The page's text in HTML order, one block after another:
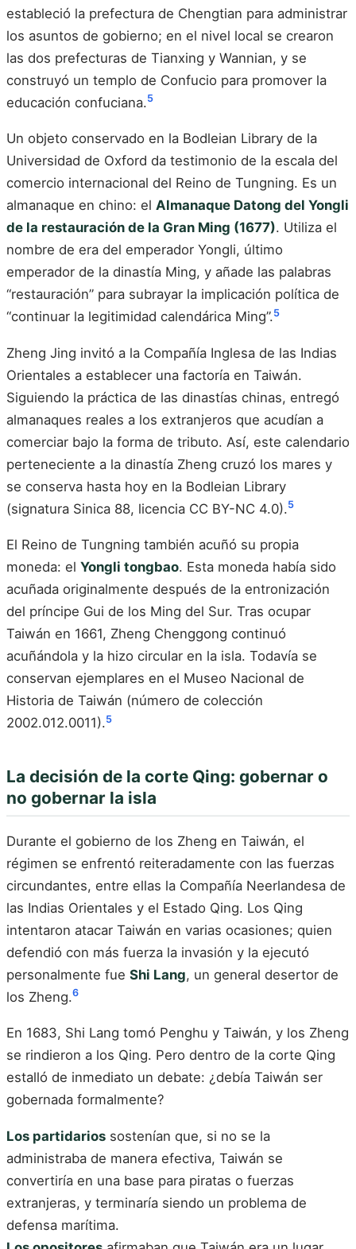
estableció la prefectura de Chengtian para administrar
los asuntos de gobierno; en el nivel local se crearon
las dos prefecturas de Tianxing y Wannian, y se
construyó un templo de Confucio para promover la
educación confuciana.5
Un objeto conservado en la Bodleian Library de la
Universidad de Oxford da testimonio de la escala del
comercio internacional del Reino de Tungning. Es un
almanaque en chino: el Almanaque Datong del Yongli
de la restauración de la Gran Ming (1677). Utiliza el
nombre de era del emperador Yongli, último
emperador de la dinastía Ming, y añade las palabras
“restauración” para subrayar la implicación política de
“continuar la legitimidad calendárica Ming”.5
Zheng Jing invitó a la Compañía Inglesa de las Indias
Orientales a establecer una factoría en Taiwán.
Siguiendo la práctica de las dinastías chinas, entregó
almanaques reales a los extranjeros que acudían a
comerciar bajo la forma de tributo. Así, este calendario
perteneciente a la dinastía Zheng cruzó los mares y
se conserva hasta hoy en la Bodleian Library
(signatura Sinica 88, licencia CC BY-NC 4.0).5
El Reino de Tungning también acuñó su propia
moneda: el Yongli tongbao. Esta moneda había sido
acuñada originalmente después de la entronización
del príncipe Gui de los Ming del Sur. Tras ocupar
Taiwán en 1661, Zheng Chenggong continuó
acuñándola y la hizo circular en la isla. Todavía se
conservan ejemplares en el Museo Nacional de
Historia de Taiwán (número de colección
2002.012.0011).5
La decisión de la corte Qing: gobernar o
no gobernar la isla
Durante el gobierno de los Zheng en Taiwán, el
régimen se enfrentó reiteradamente con las fuerzas
circundantes, entre ellas la Compañía Neerlandesa de
las Indias Orientales y el Estado Qing. Los Qing
intentaron atacar Taiwán en varias ocasiones; quien
defendió con más fuerza la invasión y la ejecutó
personalmente fue Shi Lang, un general desertor de
los Zheng.6
En 1683, Shi Lang tomó Penghu y Taiwán, y los Zheng
se rindieron a los Qing. Pero dentro de la corte Qing
estalló de inmediato un debate: ¿debía Taiwán ser
gobernada formalmente?
Los partidarios sostenían que, si no se la
administraba de manera efectiva, Taiwán se
convertiría en una base para piratas o fuerzas
extranjeras, y terminaría siendo un problema de
defensa marítima.